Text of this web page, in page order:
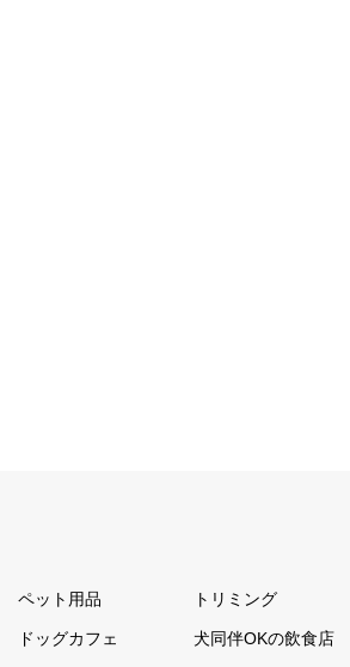
ペット用品 トリミング
ドッグカフェ 犬同伴OKの飲食店